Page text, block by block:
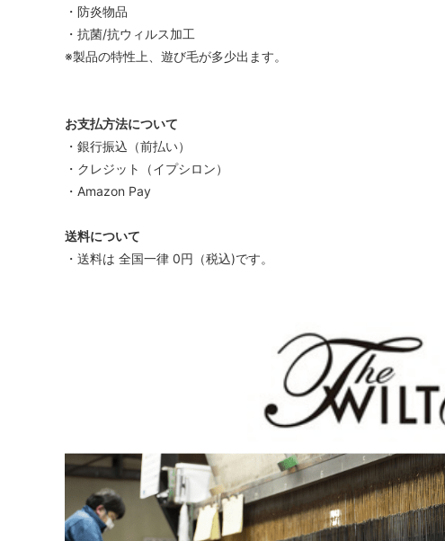
・防炎物品
・抗菌/抗ウィルス加工
※製品の特性上、遊び毛が多少出ます。
お支払方法について
・銀行振込（前払い）
・クレジット（イプシロン）
・Amazon Pay
送料について
・送料は 全国一律 0円（税込)です。